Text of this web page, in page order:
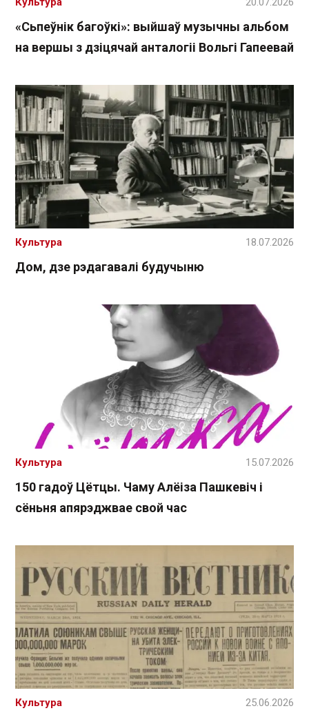
«Сьпеўнік багоўкі»: выйшаў музычны альбом
на вершы з дзіцячай анталогіі Вольгі Гапеевай
Дом, дзе рэдагавалі будучыню
Культура 18.07.2026
150 гадоў Цётцы. Чаму Алёіза Пашкевіч і
сёньня апярэджвае свой час
Культура 15.07.2026
Культура 25.06.2026